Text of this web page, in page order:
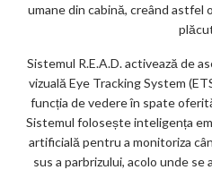
umane din cabină, creând astfel
Sistemul R.E.A.D. activează de
vizuală Eye Tracking System
funcția de vedere în spate
Sistemul folosește inteligența
artificială pentru a monitoriza
sus a parbrizului, acolo unde